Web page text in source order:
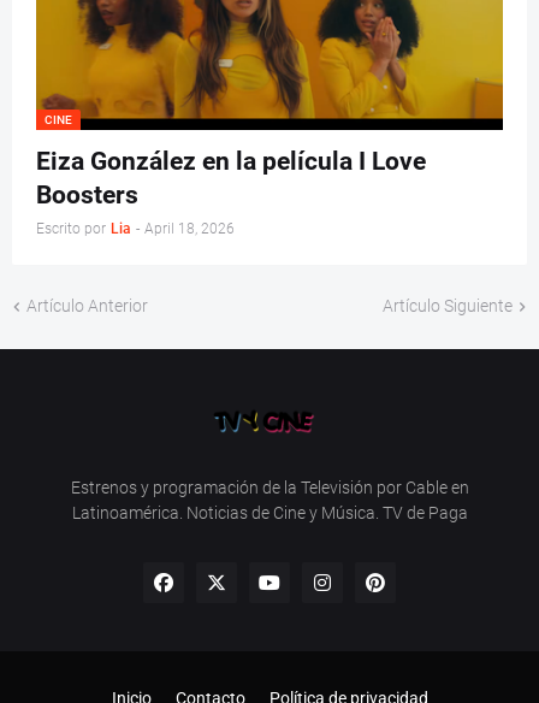
CINE
Eiza González en la película I Love
Boosters
Escrito por Lia - April 18, 2026
Artículo Anterior Artículo Siguiente
Estrenos y programación de la Televisión por Cable en
Latinoamérica. Noticias de Cine y Música. TV de Paga
Inicio Contacto Política de privacidad